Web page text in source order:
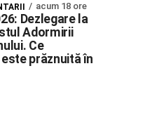
acum 18 ore
Dezlegare la
Adormirii
Ce
prăznuită în